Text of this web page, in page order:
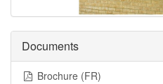
Documents
Brochure (FR)